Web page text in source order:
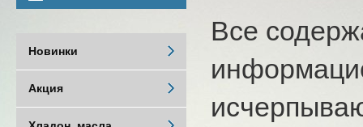
Все
Новинки
Акция